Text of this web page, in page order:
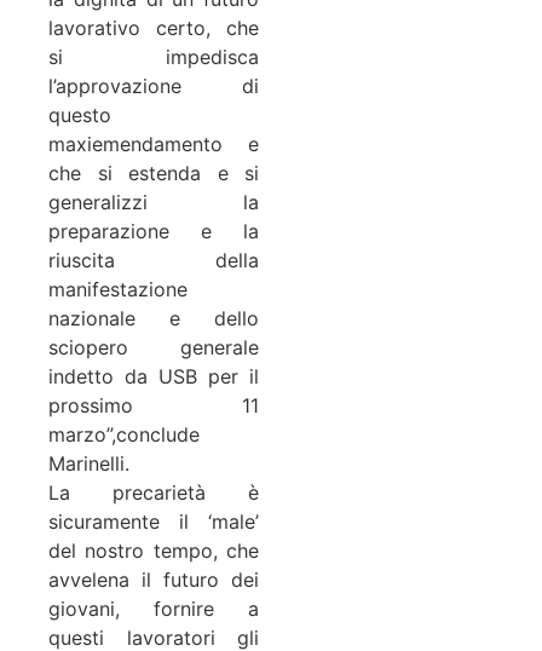
lavorativo certo, che
si impedisca
l’approvazione di
questo
maxiemendamento e
che si estenda e si
generalizzi la
preparazione e la
riuscita della
manifestazione
nazionale e dello
sciopero generale
indetto da USB per il
prossimo 11
marzo”,conclude
Marinelli.
La precarietà è
sicuramente il ‘male’
del nostro tempo, che
avvelena il futuro dei
giovani, fornire a
questi lavoratori gli